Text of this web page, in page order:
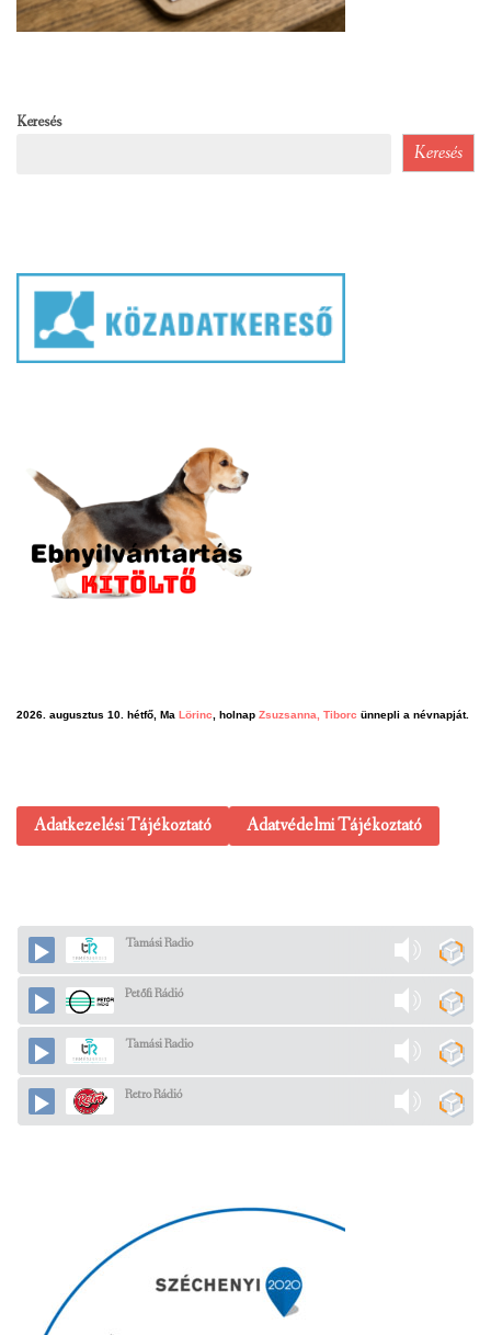
Keresés
Keresés
2026. augusztus 10. hétfő, Ma Lörinc, holnap Zsuzsanna, Tiborc ünnepli a névnapját.
Adatkezelési Tájékoztató Adatvédelmi Tájékoztató
Tamási Radio
Petőfi Rádió
Tamási Radio
Retro Rádió